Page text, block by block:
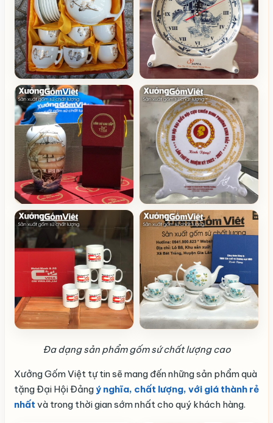
Đa dạng sản phẩm gốm sứ chất lượng cao
Xưởng Gốm Việt tự tin sẽ mang đến những sản phẩm quà
tặng Đại Hội Đảng ý nghĩa, chất lượng, với giá thành rẻ
nhất và trong thời gian sớm nhất cho quý khách hàng.